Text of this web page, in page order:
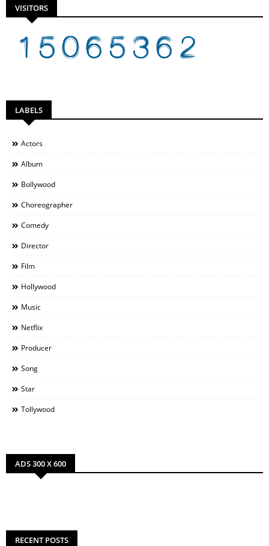
VISITORS
LABELS
Actors
Album
Bollywood
Choreographer
Comedy
Director
Film
Hollywood
Music
Netflix
Producer
Song
Star
Tollywood
ADS 300 X 600
RECENT POSTS